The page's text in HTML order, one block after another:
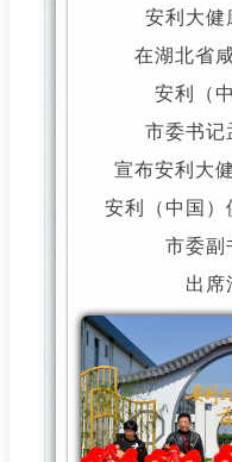
安利大健
在湖北省
安利（
市委书记
宣布安利大
安利（中国）
市委副
出席